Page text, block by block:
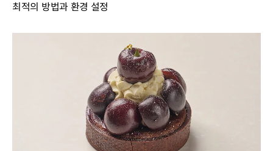
최적의 방법과 환경 설정